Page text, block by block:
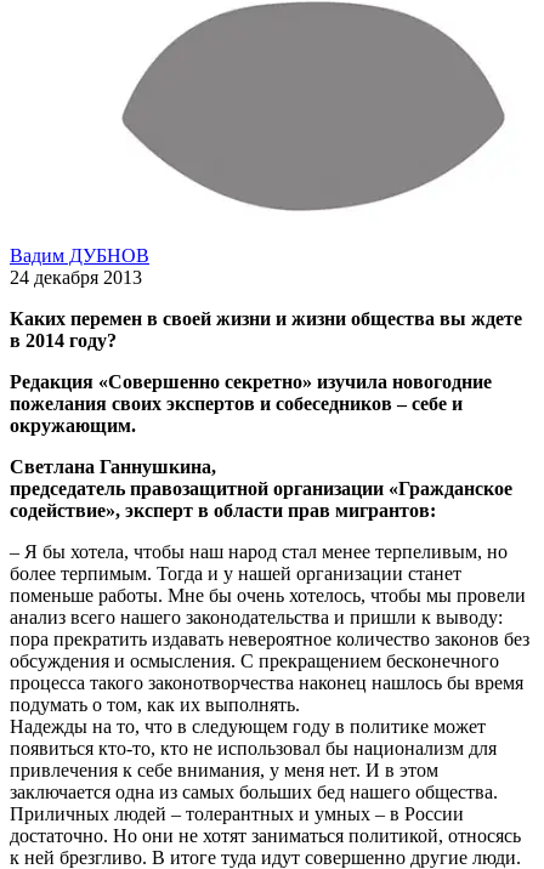
Вадим ДУБНОВ
24 декабря 2013
Каких перемен в своей жизни и жизни общества вы ждете
в 2014 году?
Редакция «Совершенно секретно» изучила новогодние
пожелания своих экспертов и собеседников – себе и
окружающим.
Светлана Ганнушкина,
председатель правозащитной организации «Гражданское
содействие», эксперт в области прав мигрантов:
– Я бы хотела, чтобы наш народ стал менее терпеливым, но
более терпимым. Тогда и у нашей организации станет
поменьше работы. Мне бы очень хотелось, чтобы мы провели
анализ всего нашего законодательства и пришли к выводу:
пора прекратить издавать невероятное количество законов без
обсуждения и осмысления. С прекращением бесконечного
процесса такого законотворчества наконец нашлось бы время
подумать о том, как их выполнять.
Надежды на то, что в следующем году в политике может
появиться кто-то, кто не использовал бы национализм для
привлечения к себе внимания, у меня нет. И в этом
заключается одна из самых больших бед нашего общества.
Приличных людей – толерантных и умных – в России
достаточно. Но они не хотят заниматься политикой, относясь
к ней брезгливо. В итоге туда идут совершенно другие люди.